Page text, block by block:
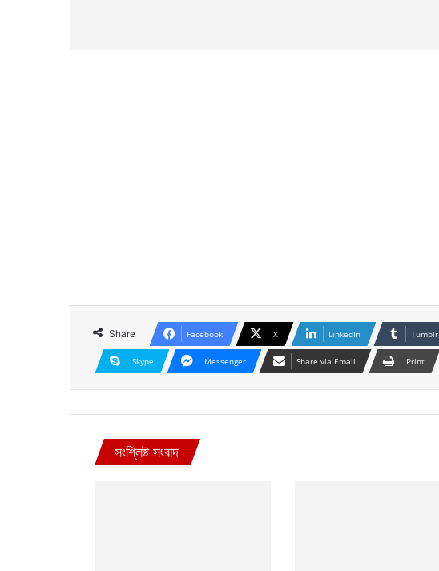
Share Facebook X LinkedIn Tumblr
Skype Messenger Share via Email Print
সংশ্লিষ্ট সংবাদ